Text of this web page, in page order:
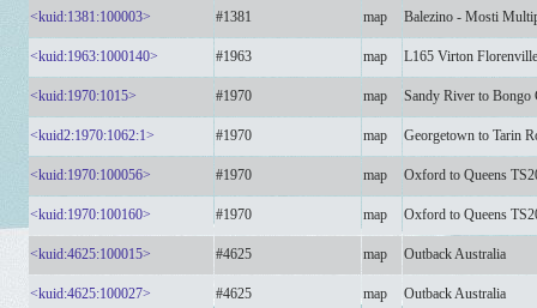
<kuid:1381:100003> #1381 map Balezino - Mosti
<kuid:1963:1000140> #1963 map L165 Virton Florenville
<kuid:1970:1015> #1970 map Sandy River to Bongo
<kuid2:1970:1062:1> #1970 map Georgetown to Tarin
<kuid:1970:100056> #1970 map Oxford to Queens
<kuid:1970:100160> #1970 map Oxford to Queens
<kuid:4625:100015> #4625 map Outback Australia
<kuid:4625:100027> #4625 map Outback Australia